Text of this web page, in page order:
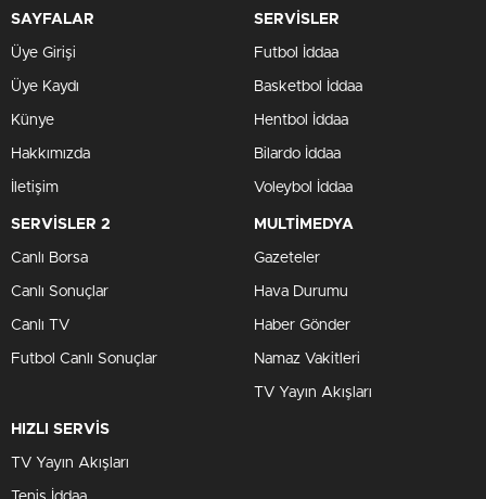
SAYFALAR
Üye Girişi
Üye Kaydı
Künye
Hakkımızda
İletişim
SERVİSLER
Futbol İddaa
Basketbol İddaa
Hentbol İddaa
Bilardo İddaa
Voleybol İddaa
SERVİSLER 2
Canlı Borsa
Canlı Sonuçlar
Canlı TV
Futbol Canlı Sonuçlar
MULTİMEDYA
Gazeteler
Hava Durumu
Haber Gönder
Namaz Vakitleri
TV Yayın Akışları
HIZLI SERVİS
TV Yayın Akışları